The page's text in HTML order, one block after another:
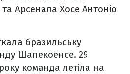
Арсенала Хосе Антоніо
бразильську
Шапекоенсе. 29
команда летіла на